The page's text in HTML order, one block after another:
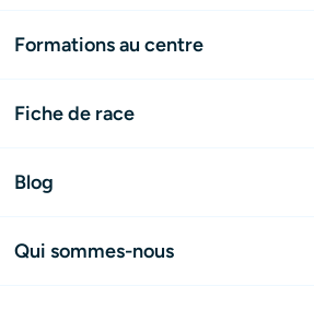
Formations au centre
Fiche de race
Blog
Qui sommes-nous